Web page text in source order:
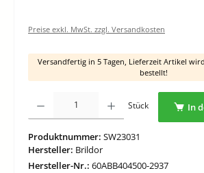
Preise exkl. MwSt. zzgl. Versandkosten
Versandfertig in 5 Tagen, Lieferzeit Artikel
bestellt!
Produkt Anzahl: Gib den gewünschten Wert ein
Stück In
Produktnummer: SW23031
Hersteller: Brildor
Hersteller-Nr.: 60ABB404500-2937